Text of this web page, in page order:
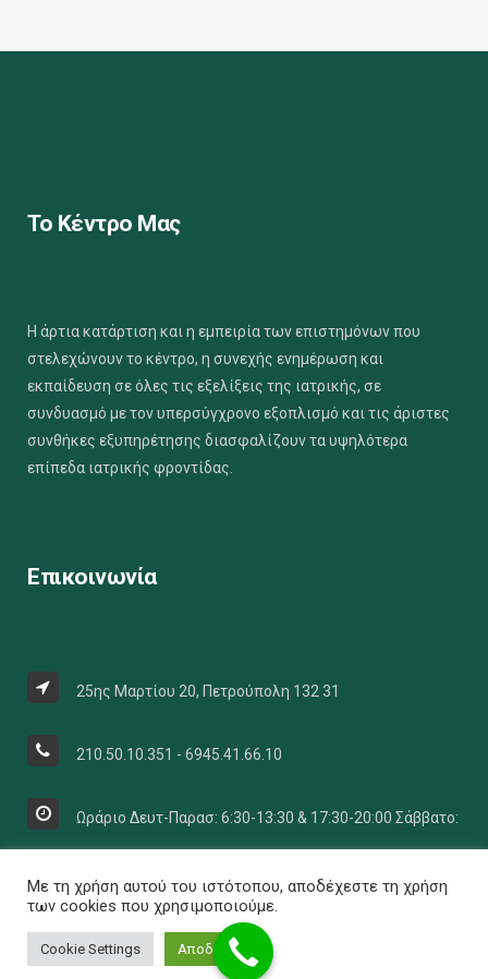
Το Κέντρο Μας
Η άρτια κατάρτιση και η εμπειρία των επιστημόνων που
στελεχώνουν το κέντρο, η συνεχής ενημέρωση και
εκπαίδευση σε όλες τις εξελίξεις της ιατρικής, σε
συνδυασμό με τον υπερσύγχρονο εξοπλισμό και τις άριστες
συνθήκες εξυπηρέτησης διασφαλίζουν τα υψηλότερα
επίπεδα ιατρικής φροντίδας.
Επικοινωνία
25ης Μαρτίου 20, Πετρούπολη 132 31
210.50.10.351 - 6945.41.66.10
Ωράριο Δευτ-Παρασ: 6:30-13:30 & 17:30-20:00 Σάββατο:
Με τη χρήση αυτού του ιστότοπου, αποδέχεστε τη χρήση
των cookies που χρησιμοποιούμε.
Cookie Settings Αποδοχή